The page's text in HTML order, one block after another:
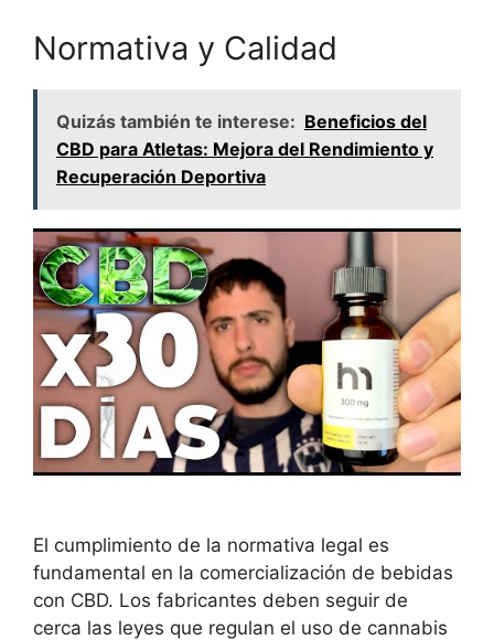
Normativa y Calidad
Quizás también te interese: Beneficios del
CBD para Atletas: Mejora del Rendimiento y
Recuperación Deportiva
El cumplimiento de la normativa legal es
fundamental en la comercialización de bebidas
con CBD. Los fabricantes deben seguir de
cerca las leyes que regulan el uso de cannabis